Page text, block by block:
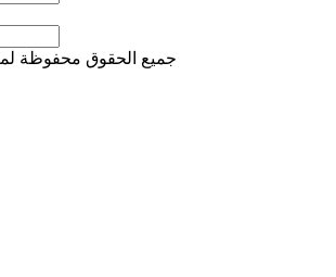
جميع الحقوق محفوظة